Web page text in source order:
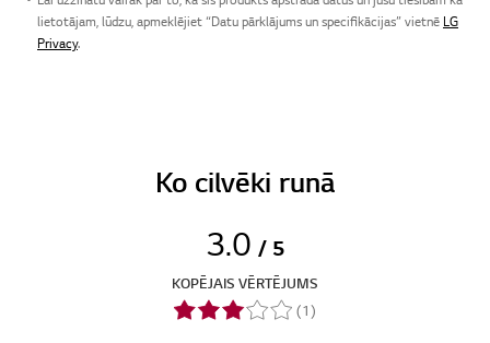
lietotājam, lūdzu, apmeklējiet “Datu pārklājums un specifikācijas” vietnē LG
Privacy.
Ko cilvēki runā
3.0 / 5
KOPĒJAIS VĒRTĒJUMS
(1)